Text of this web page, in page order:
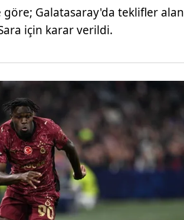
Galatasaray'da teklifler alan
için karar verildi.